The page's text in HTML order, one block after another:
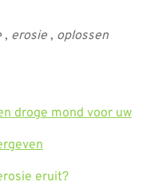
, erosie , oplossen
droge mond voor uw
eruit?